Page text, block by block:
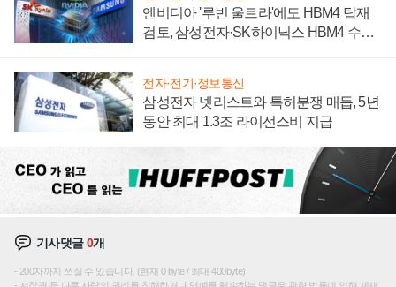
엔비디아 '루빈 울트라'에도 HBM4 탑재
검토, 삼성전자·SK하이닉스 HBM4 수율
전자·전기·정보통신
삼성전자 넷리스트와 특허분쟁 매듭, 5년
동안 최대 1.3조 라이선스비 지급
기사댓글0개
200자까지 쓰실 수 있습니다. (현재 0 byte / 최대 400byte)
저작권 등 다른 사람의 권리를 침해하거나 명예를 훼손하는 댓글은 관련 법률에 의해 제재